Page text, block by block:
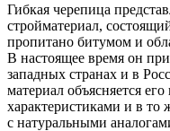
Гибкая черепица
стройматериал,
пропитано битумом и
В настоящее время он
западных странах и в
материал объясняется
характеристиками и в то
с натуральными